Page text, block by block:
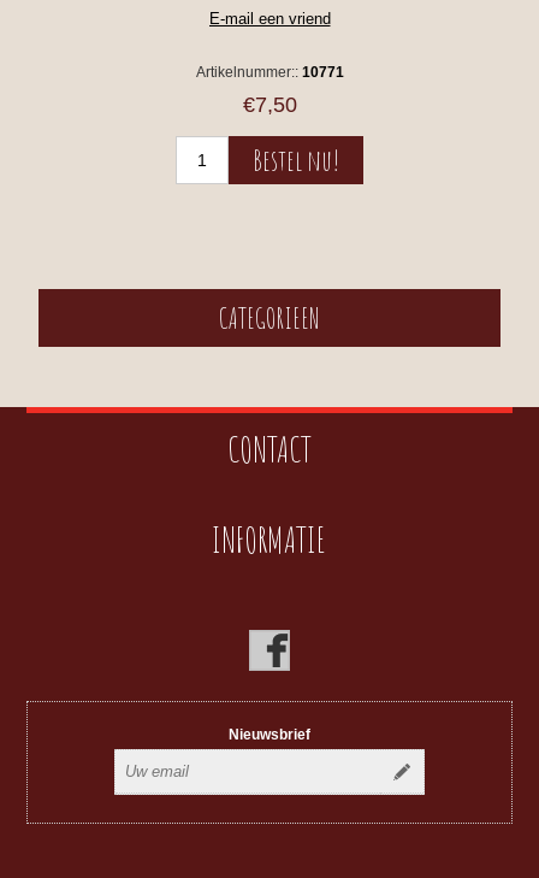
Artikelnummer:: 10771
€7,50
CATEGORIEEN
CONTACT
INFORMATIE
Nieuwsbrief